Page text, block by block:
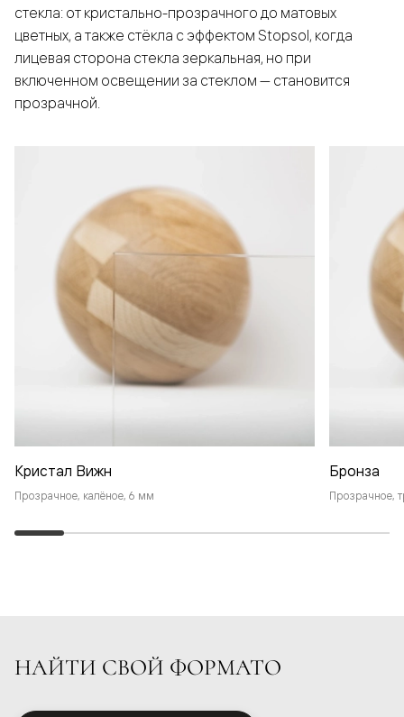
стекла: от кристально-прозрачного до матовых
цветных, а также стёкла с эффектом Stopsol, когда
лицевая сторона стекла зеркальная, но при
включенном освещении за стеклом — становится
прозрачной.
Кристал Вижн
Прозрачное, калёное, 6 мм
Бронза
Прозрачное,
НАЙТИ СВОЙ ФОРМАТО